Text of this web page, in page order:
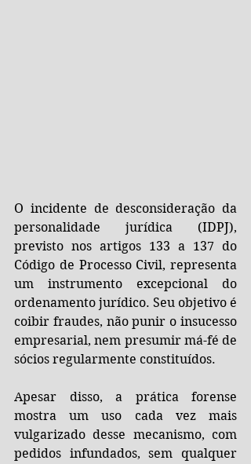
O incidente de desconsideração da
personalidade jurídica (IDPJ),
previsto nos artigos 133 a 137 do
Código de Processo Civil, representa
um instrumento excepcional do
ordenamento jurídico. Seu objetivo é
coibir fraudes, não punir o insucesso
empresarial, nem presumir má-fé de
sócios regularmente constituídos.
Apesar disso, a prática forense
mostra um uso cada vez mais
vulgarizado desse mecanismo, com
pedidos infundados, sem qualquer